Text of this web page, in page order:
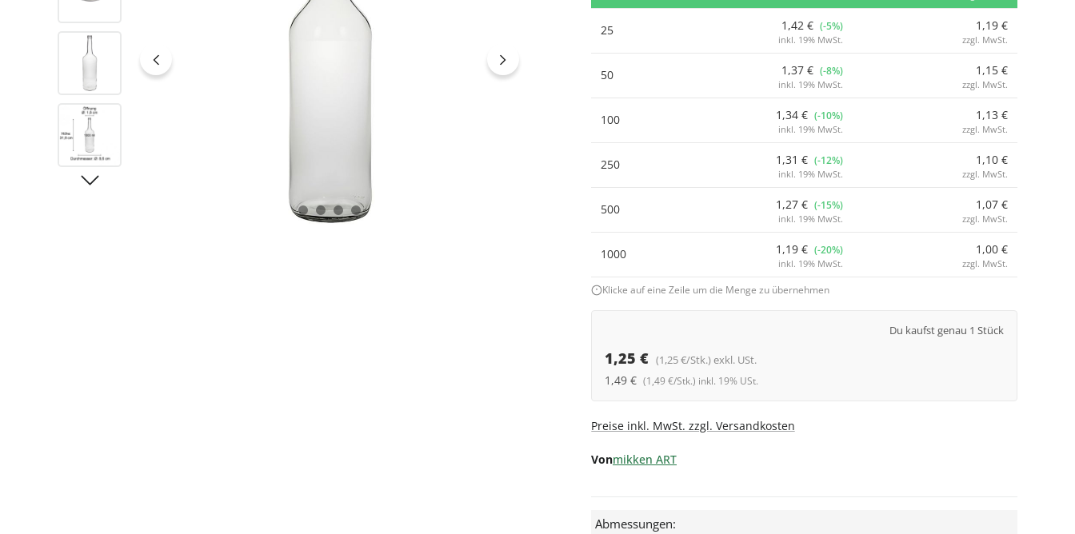
25 1,42 € (-5%)
inkl. 19% MwSt.
1,19 €
zzgl. MwSt.
50 1,37 € (-8%)
inkl. 19% MwSt.
1,15 €
zzgl. MwSt.
100 1,34 € (-10%)
inkl. 19% MwSt.
1,13 €
zzgl. MwSt.
250 1,31 € (-12%)
inkl. 19% MwSt.
1,10 €
zzgl. MwSt.
500 1,27 € (-15%)
inkl. 19% MwSt.
1,07 €
zzgl. MwSt.
1000 1,19 € (-20%)
inkl. 19% MwSt.
1,00 €
zzgl. MwSt.
Klicke auf eine Zeile um die Menge zu übernehmen
Du kaufst genau 1 Stück
1,25 € (1,25 €/Stk.) exkl. USt.
1,49 € (1,49 €/Stk.) inkl. 19% USt.
Preise inkl. MwSt. zzgl. Versandkosten
Vonmikken ART
Abmessungen: